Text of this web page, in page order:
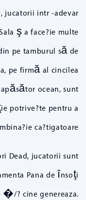
jucatorii intr -adevar
ş a face?ie multe
pe tamburul să de
pe firmă al cincilea
ocean, sunt
potrive?te pentru a
ca?tigatoare.
Dead, jucatorii sunt
Pana de însoţi
�/? cine genereaza.